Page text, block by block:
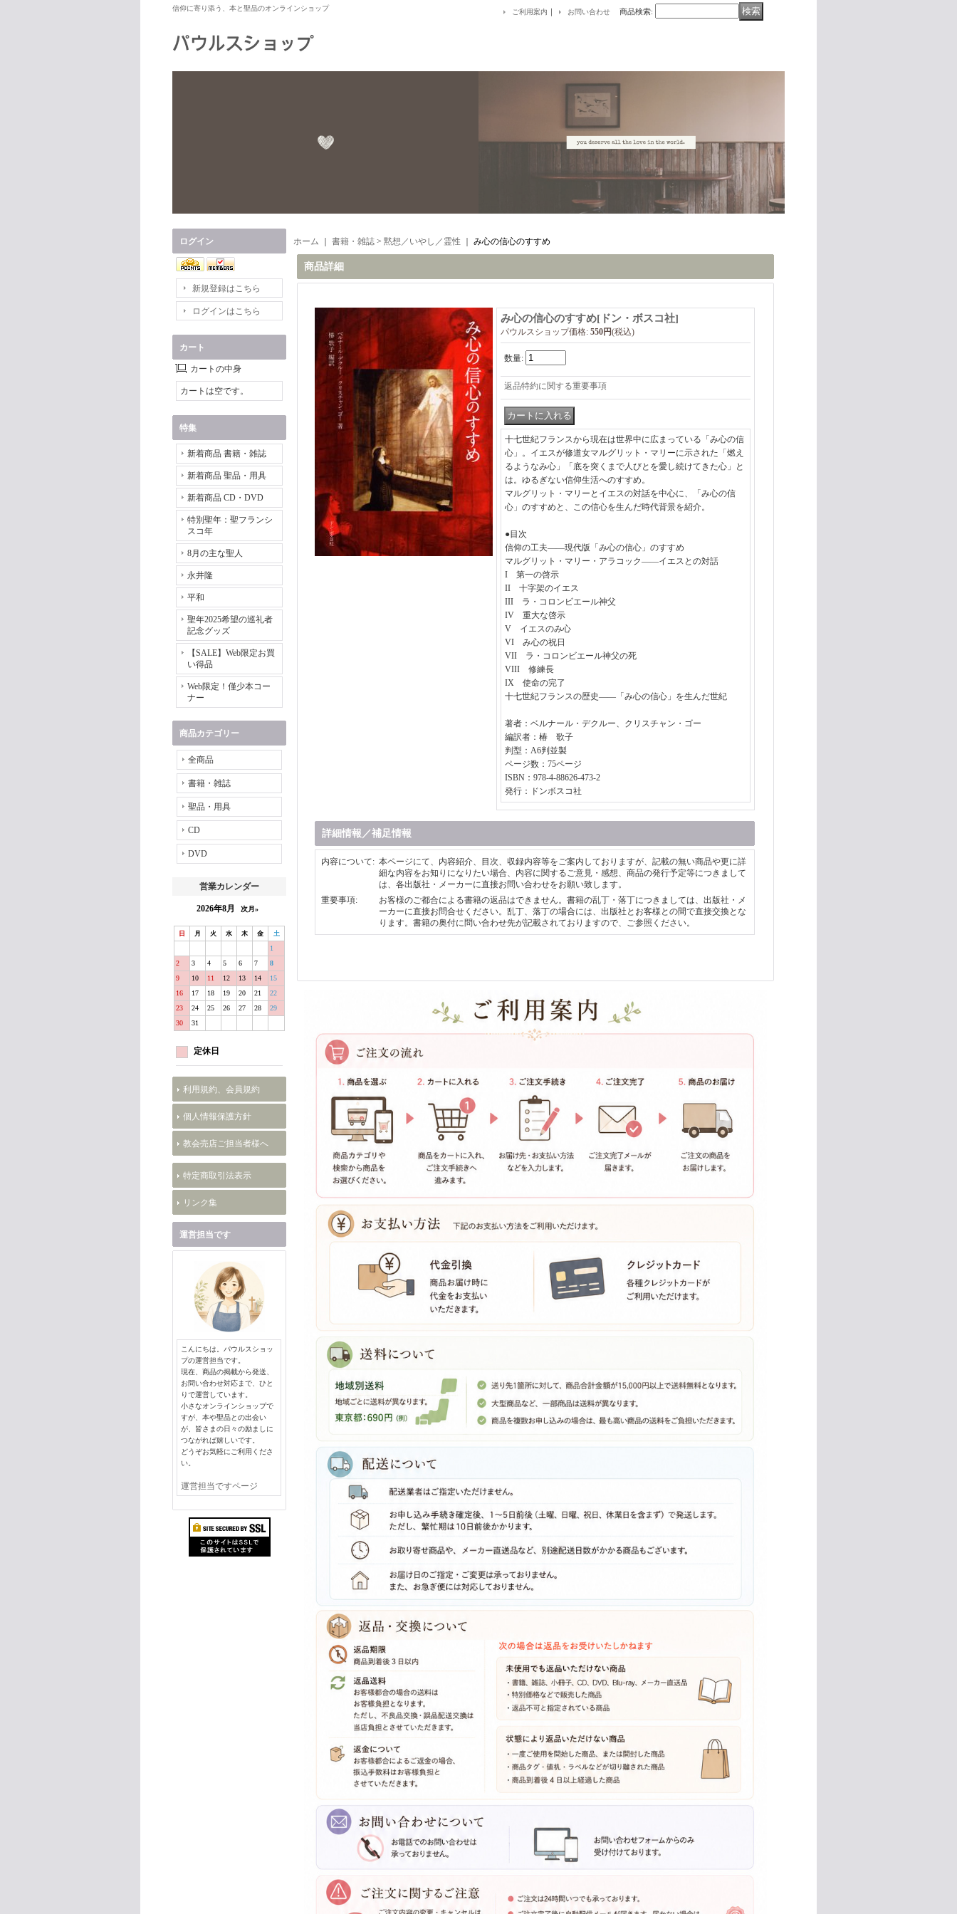
信仰に寄り添う、本と聖品のオンラインショップ ご利用案内 ｜ お問い合わせ 商品検索:
ログイン
新規登録はこちら
ログインはこちら
カート
カートの中身
カートは空です。
特集
新着商品 書籍・雑誌
新着商品 聖品・用具
新着商品 CD・DVD
特別聖年：聖フランシ
スコ年
8月の主な聖人
永井隆
平和
聖年2025希望の巡礼者
記念グッズ
【SALE】Web限定お買
い得品
Web限定！僅少本コー
ナー
商品カテゴリー
全商品
書籍・雑誌
聖品・用具
CD
DVD
営業カレンダー
2026年8月 次月»
日 月 火 水 木 金 土
1
2
3 4 5 6 7
8
9
10 11 12 13 14
15
16
17 18 19 20 21
22
23
24 25 26 27 28
29
30
31
定休日
利用規約、会員規約
個人情報保護方針
教会売店ご担当者様へ
特定商取引法表示
リンク集
運営担当です
こんにちは。パウルスショッ
プの運営担当です。
現在、商品の掲載から発送、
お問い合わせ対応まで、ひと
りで運営しています。
小さなオンラインショップで
すが、本や聖品との出会い
が、皆さまの日々の励ましに
つながれば嬉しいです。
どうぞお気軽にご利用くださ
い。
運営担当ですページ
ホーム 書籍・雑誌 > 黙想／いやし／霊性 み心の信心のすすめ
商品詳細
み心の信心のすすめ[ ドン・ボスコ社]
パウルスショップ価格: 550円(税込)
数量:
返品特約に関する重要事項
十七世紀フランスから現在は世界中に広まっている「み心の信
心」。イエスが修道女マルグリット・マリーに示された「燃え
るようなみ心」「底を突くまで人びとを愛し続けてきた心」と
は。ゆるぎない信仰生活へのすすめ。
マルグリット・マリーとイエスの対話を中心に、「み心の信
心」のすすめと、この信心を生んだ時代背景を紹介。
●目次
信仰の工夫――現代版「み心の信心」のすすめ
マルグリット・マリー・アラコック――イエスとの対話
I 第一の啓示
II 十字架のイエス
III ラ・コロンビエール神父
IV 重大な啓示
V イエスのみ心
VI み心の祝日
VII ラ・コロンビエール神父の死
VIII 修練長
IX 使命の完了
十七世紀フランスの歴史――「み心の信心」を生んだ世紀
著者：ベルナール・デクルー、クリスチャン・ゴー
編訳者：椿 歌子
判型：A6判並製
ページ数：75ページ
ISBN：978-4-88626-473-2
発行：ドンボスコ社
詳細情報／補足情報
内容について: 本ページにて、内容紹介、目次、収録内容等をご案内しておりますが、記載の無い商品や更に詳
細な内容をお知りになりたい場合、内容に関するご意見・感想、商品の発行予定等につきまして
は、各出版社・メーカーに直接お問い合わせをお願い致します。
重要事項:
お客様のご都合による書籍の返品はできません。書籍の乱丁・落丁につきましては、出版社・メ
ーカーに直接お問合せください。乱丁、落丁の場合には、出版社とお客様との間で直接交換とな
ります。書籍の奥付に問い合わせ先が記載されておりますので、ご参照ください。